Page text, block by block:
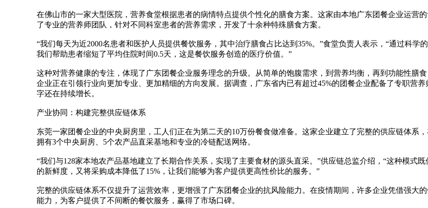
在佛山市的一家大型医院，营养食堂根据患者的病情特点提供个性化的膳食方案。这家由本地广东团餐企业运营
了专业的营养师团队，针对不同科室患者的营养需求，开发了十余种特殊膳食方案。
“我们每天为近2000名患者和医护人员提供餐饮服务，其中治疗膳食占比达到35%。”食堂负责人表示，“通过科学的
我们帮助患者缩短了平均住院时间0.5天，这是餐饮服务创造的医疗价值。”
这种对营养健康的专注，体现了广东团餐企业服务理念的升级。从简单的饱腹需求，到营养均衡，再到功能性膳
企业正在引领行业向更加专业、更加精细的方向发展。据调查，广东省内已有超过45%的团餐企业配备了专职营养
字还在持续增长。
产业协同：构建完整供应链体系
东莞一家团餐企业的中央厨房里，工人们正在为第二天的10万份餐食做准备。这家企业建立了完整的供应链体系
拥有3个中央厨房、5个农产品直采基地和专业的冷链配送网络。
“我们与128家本地农产品基地建立了长期合作关系，实现了主要食材的源头直采。”供应链总监介绍，“这种模式
的新鲜度，又将采购成本降低了15%，让我们能够为客户提供更高性价比的服务。”
完整的供应链体系不仅提升了运营效率，更增强了广东团餐企业的抗风险能力。在疫情期间，许多企业凭借强大
能力，为客户提供了不间断的餐饮服务，赢得了市场口碑。